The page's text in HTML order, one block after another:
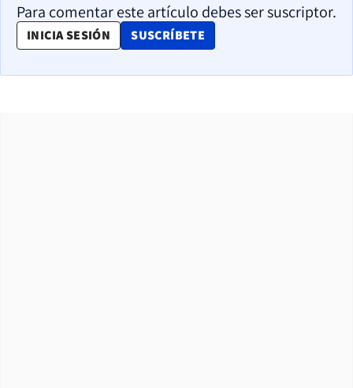
Para comentar este artículo debes ser suscriptor.
INICIA SESIÓN SUSCRÍBETE
OPENS IN NEW WINDOW